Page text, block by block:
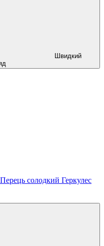
Швидкий
Перець солодкий Геркулес